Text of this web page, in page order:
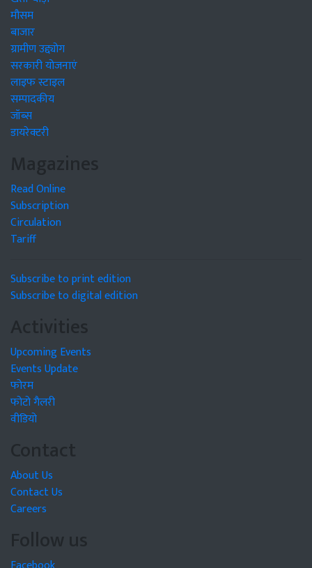
मौसम
बाजार
ग्रामीण उद्द्योग
सरकारी योजनाएं
लाइफ स्टाइल
सम्पादकीय
जॉब्स
डायरेक्टरी
Magazines
Read Online
Subscription
Circulation
Tariff
Subscribe to print edition
Subscribe to digital edition
Activities
Upcoming Events
Events Update
फोरम
फोटो गैलरी
वीडियो
Contact
About Us
Contact Us
Careers
Follow us